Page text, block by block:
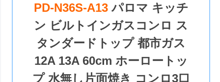
PD-N36S-A13パロマ キッチ
ン ビルトインガスコンロ ス
タンダードトップ 都市ガス
12A 13A 60cm ホーロートッ
プ 水無し片面焼き コンロ3口